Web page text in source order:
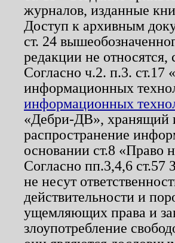
журналов, изданные
Доступ к архивным
ст. 24
редакции не относятся,
Согласно ч.2. п.3. ст.17
информационных
информационных
«Дебри-ДВ», хранящий
распространение
основании ст.8 «Право
Согласно пп.3,4,6
не несут
действительности и
ущемляющих права и
злоупотребление